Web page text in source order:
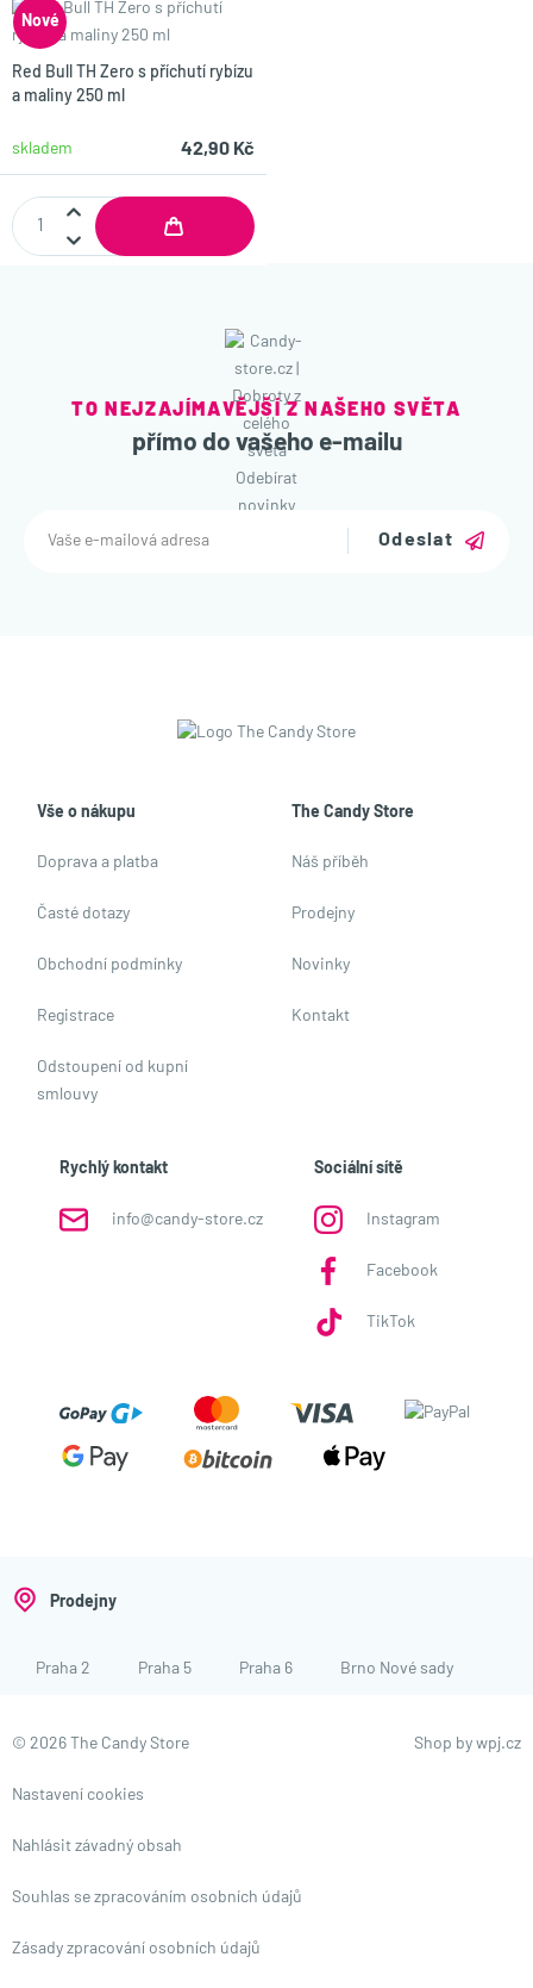
Nové
Red Bull TH Zero s příchutí rybízu
a maliny 250 ml
skladem 42,90 Kč
TO NEJZAJÍMAVĚJŠÍ Z NAŠEHO SVĚTA
přímo do vašeho e-mailu
Odeslat
Vše o nákupu
Doprava a platba
Časté dotazy
Obchodní podmínky
Registrace
Odstoupení od kupní
smlouvy
The Candy Store
Náš příběh
Prodejny
Novinky
Kontakt
Rychlý kontakt
info@candy-store.cz
Sociální sítě
Instagram
Facebook
TikTok
Prodejny
Praha 2 Praha 5 Praha 6 Brno Nové sady
© 2026 The Candy Store
Nastavení cookies
Nahlásit závadný obsah
Souhlas se zpracováním osobních údajů
Zásady zpracování osobních údajů
Shop by wpj.cz